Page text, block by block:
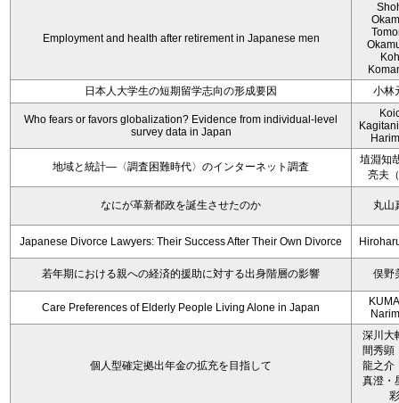
Employment and health after retirement in Japanese men
日本人大学生の短期留学志向の形成要因
小林
Who fears or favors globalization? Evidence from individual-level
survey data in Japan
地域と統計―〈調査困難時代〉のインターネット調査
埴淵知
亮夫
なにが革新都政を誕生させたのか 丸山
Japanese Divorce Lawyers: Their Success After Their Own Divorce
若年期における親への経済的援助に対する出身階層の影響 俣野
Care Preferences of Elderly People Living Alone in Japan
個人型確定拠出年金の拡充を目指して
深川大
間秀顕
龍之介
真澄・
彩